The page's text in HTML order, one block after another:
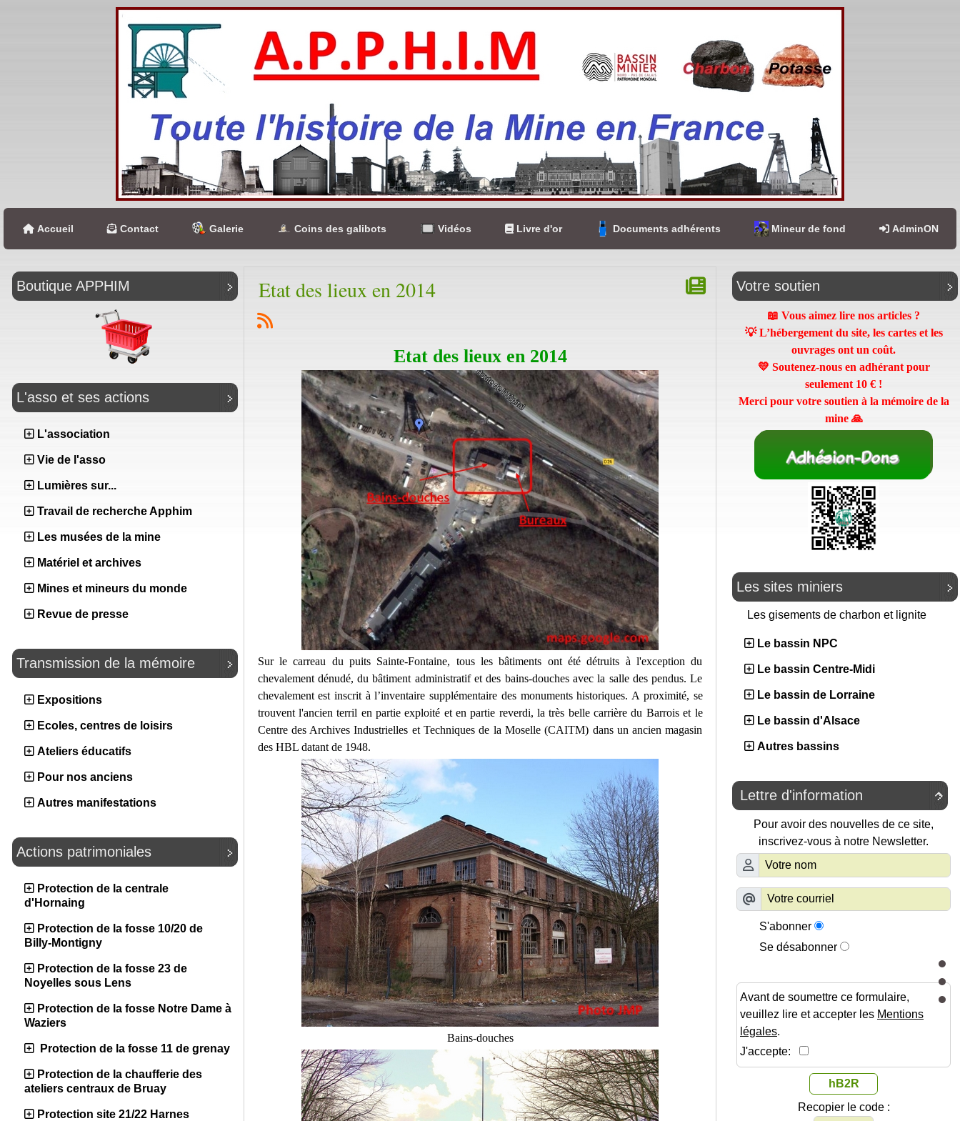
Accueil Contact Galerie Coins des galibots Vidéos Livre d'or Documents adhérents Mineur de fond AdminON
Boutique APPHIM
L'asso et ses actions
L'association
Vie de l'asso
Lumières sur...
Travail de recherche Apphim
Les musées de la mine
Matériel et archives
Mines et mineurs du monde
Revue de presse
Transmission de la mémoire
Expositions
Ecoles, centres de loisirs
Ateliers éducatifs
Pour nos anciens
Autres manifestations
Actions patrimoniales
Protection de la centrale
d'Hornaing
Protection de la fosse 10/20 de
Billy-Montigny
Protection de la fosse 23 de
Noyelles sous Lens
Protection de la fosse Notre Dame à
Waziers
Protection de la fosse 11 de grenay
Protection de la chaufferie des
ateliers centraux de Bruay
Protection site 21/22 Harnes
Etat des lieux en 2014
Etat des lieux en 2014
Sur le carreau du puits Sainte-Fontaine, tous les bâtiments ont été détruits à l'exception du
chevalement dénudé, du bâtiment administratif et des bains-douches avec la salle des pendus. Le
chevalement est inscrit à l’inventaire supplémentaire des monuments historiques. A proximité, se
trouvent l'ancien terril en partie exploité et en partie reverdi, la très belle carrière du Barrois et le
Centre des Archives Industrielles et Techniques de la Moselle (CAITM) dans un ancien magasin
des HBL datant de 1948.
Bains-douches
Votre soutien
📖 Vous aimez lire nos articles ?
💡 L’hébergement du site, les cartes et les
ouvrages ont un coût.
💛 Soutenez-nous en adhérant pour
seulement 10 € !
Merci pour votre soutien à la mémoire de la
mine 🙏
Les sites miniers
Les gisements de charbon et lignite
Le bassin NPC
Le bassin Centre-Midi
Le bassin de Lorraine
Le bassin d'Alsace
Autres bassins

Lettre d'information
Pour avoir des nouvelles de ce site,
inscrivez-vous à notre Newsletter.
S'abonner
Se désabonner
Avant de soumettre ce formulaire,
veuillez lire et accepter les Mentions
légales.
J'accepte:
hB2R
Recopier le code :